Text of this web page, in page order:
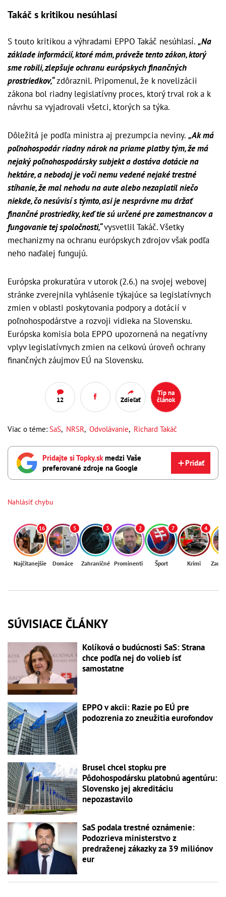
Takáč s kritikou nesúhlasí
S touto kritikou a výhradami EPPO Takáč nesúhlasí. „Na
základe informácií, ktoré mám, práveže tento zákon, ktorý
sme robili, zlepšuje ochranu európskych finančných
prostriedkov,“zdôraznil. Pripomenul, že k novelizácii
zákona bol riadny legislatívny proces, ktorý trval rok a k
návrhu sa vyjadrovali všetci, ktorých sa týka.
Dôležitá je podľa ministra aj prezumpcia neviny. „Ak má
poľnohospodár riadny nárok na priame platby tým, že má
nejaký poľnohospodársky subjekt a dostáva dotácie na
hektáre, a nebodaj je voči nemu vedené nejaké trestné
stíhanie, že mal nehodu na aute alebo nezaplatil niečo
niekde, čo nesúvisí s týmto, asi je nesprávne mu držať
finančné prostriedky, keď tie sú určené pre zamestnancov a
fungovanie tej spoločnosti,“vysvetlil Takáč. Všetky
mechanizmy na ochranu európskych zdrojov však podľa
neho naďalej fungujú.
Európska prokuratúra v utorok (2.6.) na svojej webovej
stránke zverejnila vyhlásenie týkajúce sa legislatívnych
zmien v oblasti poskytovania podpory a dotácií v
poľnohospodárstve a rozvoji vidieka na Slovensku.
Európska komisia bola EPPO upozornená na negatívny
vplyv legislatívnych zmien na celkovú úroveň ochrany
finančných záujmov EÚ na Slovensku.
12 Zdieľať
Tip na
článok
Viac o téme: SaS, NRSR, Odvolávanie, Richard Takáč
Pridajte si Topky.sk medzi Vaše
preferované zdroje na Google
Pridať
Nahlásiť chybu
16
Najčítanejšie
5
Domáce
3
Zahraničné
2
Prominenti
7
Šport
4
Krimi
SÚVISIACE ČLÁNKY
Kolíková o budúcnosti SaS: Strana
chce podľa nej do volieb ísť
samostatne
EPPO v akcii: Razie po EÚ pre
podozrenia zo zneužitia eurofondov
Brusel chcel stopku pre
Pôdohospodársku platobnú agentúru:
Slovensko jej akreditáciu
nepozastavilo
SaS podala trestné oznámenie:
Podozrieva ministerstvo z
predraženej zákazky za 39 miliónov
eur